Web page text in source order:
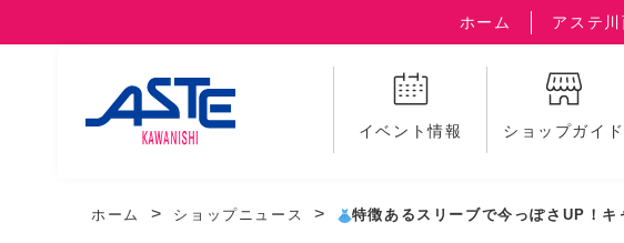
ホーム アステ
イベント情報 ショップガイド
ホーム ショップニュース 特徴あるスリーブで今っぽさUP！キ